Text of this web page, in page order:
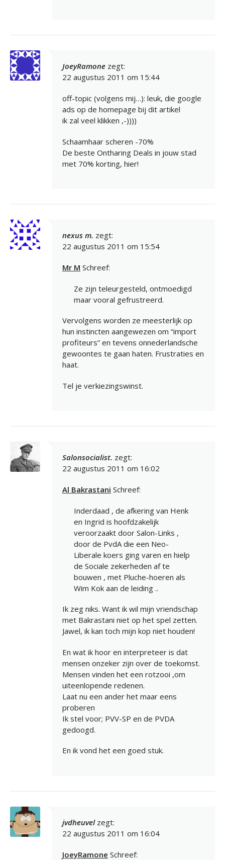
JoeyRamone zegt:
22 augustus 2011 om 15:44
off-topic (volgens mij…): leuk, die google
ads op de homepage bij dit artikel
ik zal veel klikken ,-))))
Schaamhaar scheren -70%
De beste Ontharing Deals in jouw stad
met 70% korting, hier!
nexus m. zegt:
22 augustus 2011 om 15:54
Mr M Schreef:
Ze zijn teleurgesteld, ontmoedigd
maar vooral gefrustreerd.
Vervolgens worden ze meesterlijk op
hun instincten aangewezen om “import
profiteurs” en tevens onnederlandsche
gewoontes te gaan haten. Frustraties en
haat.
Tel je verkiezingswinst.
Salonsocialist. zegt:
22 augustus 2011 om 16:02
Al Bakrastani Schreef:
Inderdaad , de afkering van Henk
en Ingrid is hoofdzakelijk
veroorzaakt door Salon-Links ,
door de PvdA die een Neo-
Liberale koers ging varen en hielp
de Sociale zekerheden af te
bouwen , met Pluche-hoeren als
Wim Kok aan de leiding ..
Ik zeg niks. Want ik wil mijn vriendschap
met Bakrastani niet op het spel zetten.
Jawel, ik kan toch mijn kop niet houden!
En wat ik hoor en interpreteer is dat
mensen onzeker zijn over de toekomst.
Mensen vinden het een rotzooi ,om
uiteenlopende redenen.
Laat nu een ander het maar eens
proberen
Ik stel voor; PVV-SP en de PVDA
gedoogd.
En ik vond het een goed stuk.
jvdheuvel zegt:
22 augustus 2011 om 16:04
JoeyRamone Schreef: